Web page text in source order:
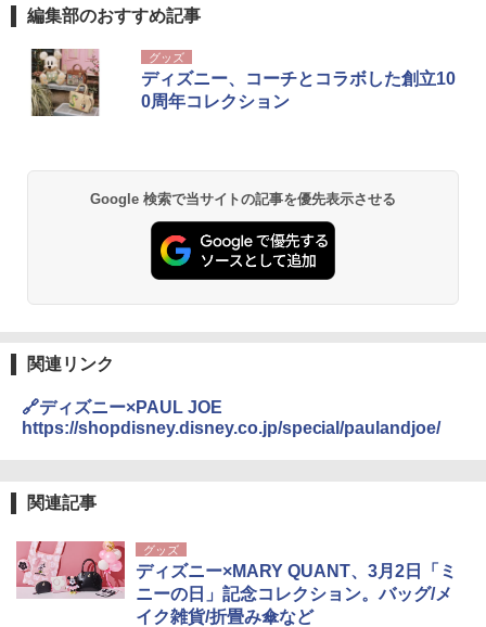
[キャンパーズコレクション 山善] ポップアッ
プテント 傘みたいに広げて畳める パッとサ
ッとサンシェード キューブ フルクローズ メ
ッシュ 簡単設置 ワンタッチテント キャンプ
PYKES PEAK (パイクスピーク) 着替えテン
ト プライバシー テント 【中が透けない】 1
人用 折りたたみ 防災グッズ 災害用トイレ ビ
ーチ ピクニック ポップアップテント 携帯 簡
易 トイレテント (オリーブ)
ENDLESS BASE 《めざましテレビで紹介》
テント ワンタッチ RENEW 幅200 2-3人用 43
500002(88859)
[キャンパーズコレクション 山善] 傘みたいに
広げるだけ パッとサッとテント ブラックコ
ーティング フルクローズ メッシュ 3-4人用
簡単設置 ポップアップテント エクルベージ
ュ(BC仕様) PATC-150B(EB)
DEWEL パラソル 大型 ビーチ アウトドアパ
ラソル ガーデン サイトシート付 折りたたみ
防水 UVカット 4段階高さ調整 軽量 収納袋付
き
GRANDOOR ステンレス保冷剤 2個セット 2
026リニューアル 急速冷凍 空間倍増 衛生的
コンパクト 保冷力長持ち
￥2,980
秒）射程5～10m 安全ロック搭載 携帯収納袋
付き ヒグマ・イノシシ対策 自治体・教育機
関の購入実績 登山・キャンプ・アウトドア・
Across やわらか保冷剤 日本製 固まらない 1
1cm ソフト 2個セット (2個セット)
編集部のおすすめ記事
グッズ
ディズニー、コーチとコラボした創立10
0周年コレクション
Google 検索で当サイトの記事を優先表示させる
関連リンク
🔗ディズニー×PAUL JOE
https://shopdisney.disney.co.jp/special/paulandjoe/
関連記事
グッズ
ディズニー×MARY QUANT、3月2日「ミ
ニーの日」記念コレクション。バッグ/メ
イク雑貨/折畳み傘など